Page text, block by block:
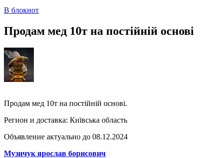
В блокнот
Продам мед 10т на постійній основі
Продам мед 10т на постійній основі.
Регион и доставка: Київська область
Объявление актуально до 08.12.2024
Музичук ярослав борисович